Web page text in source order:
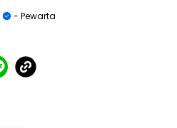
- Pewarta